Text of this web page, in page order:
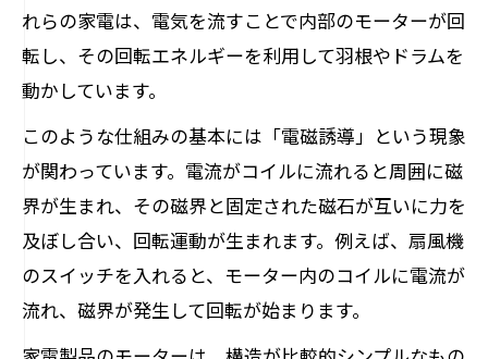
れらの家電は、電気を流すことで内部のモーターが回
転し、その回転エネルギーを利用して羽根やドラムを
動かしています。
このような仕組みの基本には「電磁誘導」という現象
が関わっています。電流がコイルに流れると周囲に磁
界が生まれ、その磁界と固定された磁石が互いに力を
及ぼし合い、回転運動が生まれます。例えば、扇風機
のスイッチを入れると、モーター内のコイルに電流が
流れ、磁界が発生して回転が始まります。